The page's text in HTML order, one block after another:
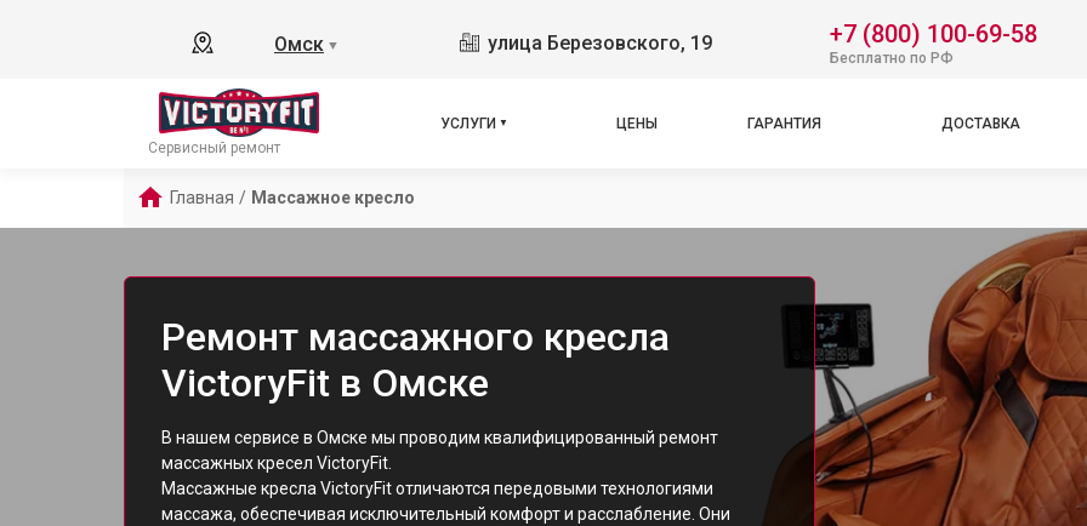
Омск ▼ улица Березовского, 19 +7 (800) 100-69-58
Бесплатно по РФ
Сервисный ремонт
УСЛУГИ ЦЕНЫ ГАРАНТИЯ ДОСТАВКА
Главная / Массажное кресло
Ремонт массажного кресла
VictoryFit в Омске
В нашем сервисе в Омске мы проводим квалифицированный ремонт
массажных кресел VictoryFit.
Массажные кресла VictoryFit отличаются передовыми технологиями
массажа, обеспечивая исключительный комфорт и расслабление. Они